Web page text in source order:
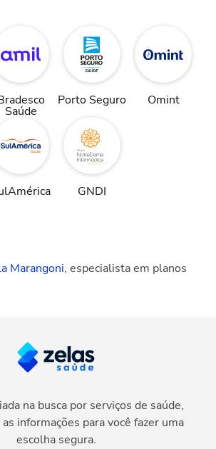
Saúde
Porto Seguro Omint
GNDI
Marangoni, especialista em planos
na busca por serviços de saúde,
informações para você fazer uma
escolha segura.